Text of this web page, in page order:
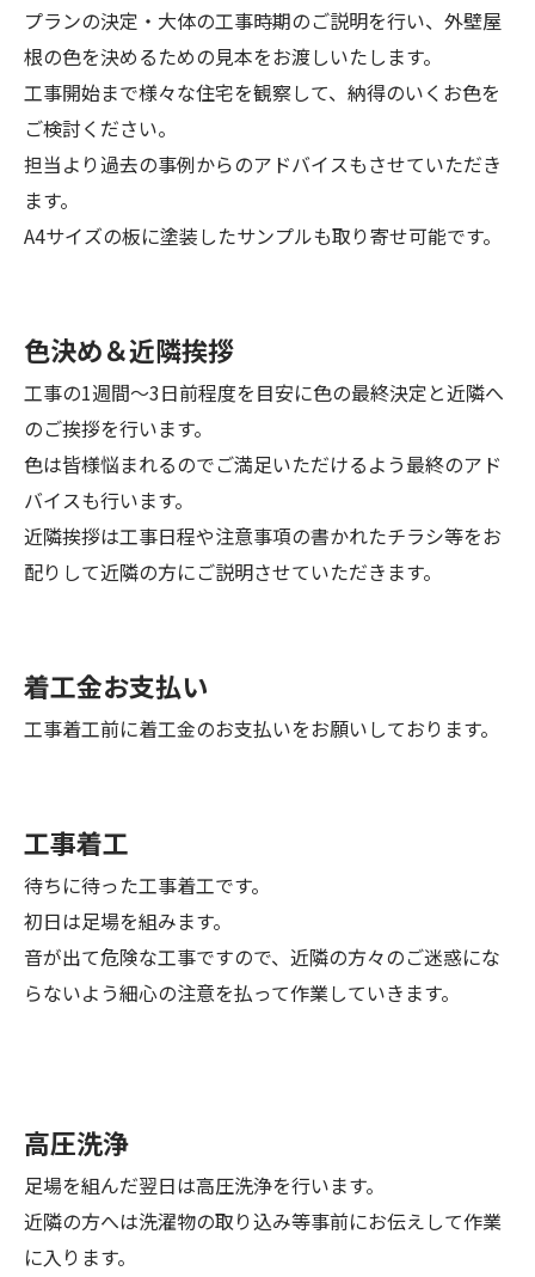
プランの決定・大体の工事時期のご説明を行い、外壁屋
根の色を決めるための見本をお渡しいたします。
工事開始まで様々な住宅を観察して、納得のいくお色を
ご検討ください。
担当より過去の事例からのアドバイスもさせていただき
ます。
A4サイズの板に塗装したサンプルも取り寄せ可能です。
色決め＆近隣挨拶
工事の1週間～3日前程度を目安に色の最終決定と近隣へ
のご挨拶を行います。
色は皆様悩まれるのでご満足いただけるよう最終のアド
バイスも行います。
近隣挨拶は工事日程や注意事項の書かれたチラシ等をお
配りして近隣の方にご説明させていただきます。
着工金お支払い
工事着工前に着工金のお支払いをお願いしております。
工事着工
待ちに待った工事着工です。
初日は足場を組みます。
音が出て危険な工事ですので、近隣の方々のご迷惑にな
らないよう細心の注意を払って作業していきます。
高圧洗浄
足場を組んだ翌日は高圧洗浄を行います。
近隣の方へは洗濯物の取り込み等事前にお伝えして作業
に入ります。